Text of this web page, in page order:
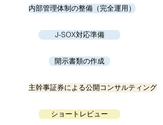
内部管理体制の整備（完全運用）
J-SOX対応準備
開示書類の作成
主幹事証券による公開コンサルティング
ショートレビュー